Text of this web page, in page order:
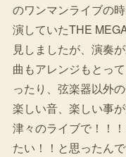
のワンマンライブの
演していたTHE
見しましたが、演奏
曲もアレンジもとっ
ったり、弦楽器以外
楽しい音、楽しい事
津々のライブで！！
たい！！と思ったんで